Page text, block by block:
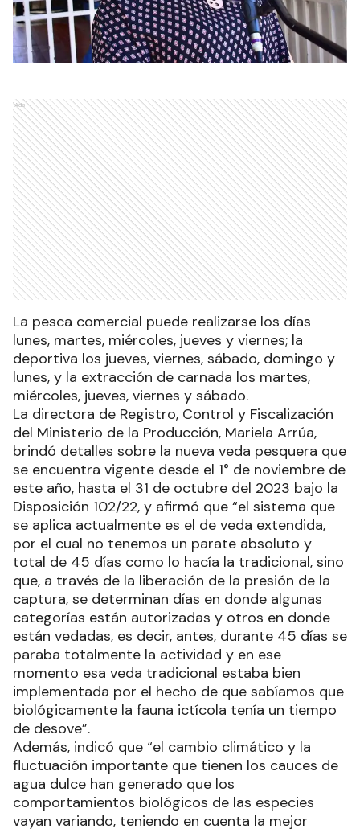
Ads
La pesca comercial puede realizarse los días
lunes, martes, miércoles, jueves y viernes; la
deportiva los jueves, viernes, sábado, domingo y
lunes, y la extracción de carnada los martes,
miércoles, jueves, viernes y sábado.
La directora de Registro, Control y Fiscalización
del Ministerio de la Producción, Mariela Arrúa,
brindó detalles sobre la nueva veda pesquera que
se encuentra vigente desde el 1° de noviembre de
este año, hasta el 31 de octubre del 2023 bajo la
Disposición 102/22, y afirmó que “el sistema que
se aplica actualmente es el de veda extendida,
por el cual no tenemos un parate absoluto y
total de 45 días como lo hacía la tradicional, sino
que, a través de la liberación de la presión de la
captura, se determinan días en donde algunas
categorías están autorizadas y otros en donde
están vedadas, es decir, antes, durante 45 días se
paraba totalmente la actividad y en ese
momento esa veda tradicional estaba bien
implementada por el hecho de que sabíamos que
biológicamente la fauna ictícola tenía un tiempo
de desove”.
Además, indicó que “el cambio climático y la
fluctuación importante que tienen los cauces de
agua dulce han generado que los
comportamientos biológicos de las especies
vayan variando, teniendo en cuenta la mejor